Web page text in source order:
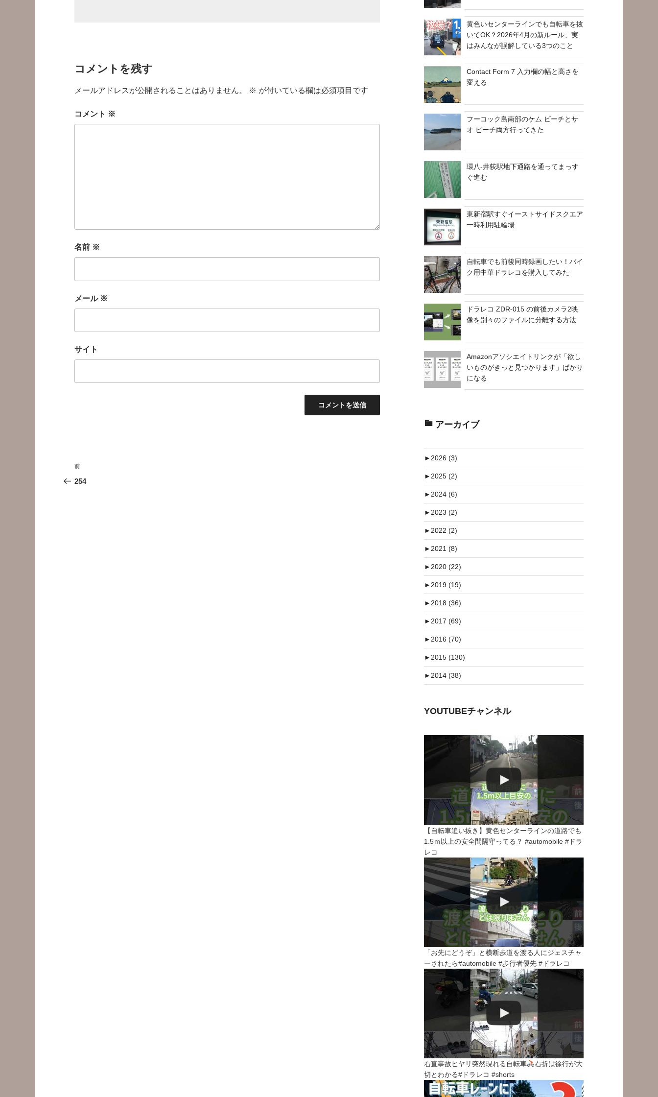
コメントを残す
メールアドレスが公開されることはありません。 ※ が付いている欄は必須項目です
コメント ※
名前 ※
メール ※
サイト
投
稿
前
の
前
254
黄色いセンターラインでも自転車を抜
いてOK？2026年4月の新ルール、実
はみんなが誤解している3つのこと
Contact Form 7 入力欄の幅と高さを
変える
フーコック島南部のケム ビーチとサ
オ ビーチ両方行ってきた
環八-井荻駅地下通路を通ってまっす
ぐ進む
東新宿駅すぐイーストサイドスクエア
一時利用駐輪場
自転車でも前後同時録画したい！バイ
ク用中華ドラレコを購入してみた
ドラレコ ZDR-015 の前後カメラ2映
像を別々のファイルに分離する方法
Amazonアソシエイトリンクが「欲し
いものがきっと見つかります」ばかり
になる
アーカイブ
►2026 (3)
►2025 (2)
►2024 (6)
►2023 (2)
►2022 (2)
►2021 (8)
►2020 (22)
►2019 (19)
►2018 (36)
►2017 (69)
►2016 (70)
►2015 (130)
►2014 (38)
YOUTUBEチャンネル
【自転車追い抜き】黄色センターラインの道路でも
1.5ｍ以上の安全間隔守ってる？ #automobile #ドラ
レコ
「お先にどうぞ」と横断歩道を渡る人にジェスチャ
ーされたら#automobile #歩行者優先 #ドラレコ
右直事故ヒヤリ突然現れる自転車
右折は徐行が大
切とわかる#ドラレコ #shorts